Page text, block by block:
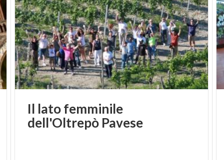
Il latofemminile
dell'Oltrepò Pavese